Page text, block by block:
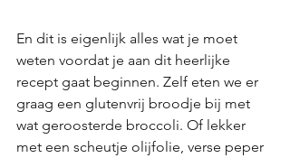
En dit is eigenlijk alles wat je moet
weten voordat je aan dit heerlijke
recept gaat beginnen. Zelf eten we er
graag een glutenvrij broodje bij met
wat geroosterde broccoli. Of lekker
met een scheutje olijfolie, verse peper